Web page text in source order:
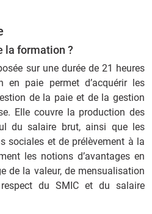
la formation ?
sur une durée de 21 heures
en paie permet d’acquérir les
de la paie et de la gestion
Elle couvre la production des
du salaire brut, ainsi que les
sociales et de prélèvement à la
les notions d’avantages en
de la valeur, de mensualisation
du SMIC et du salaire